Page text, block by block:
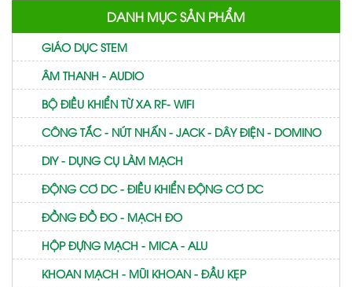
DANH MỤC SẢN PHẨM
GIÁO DỤC STEM
ÂM THANH - AUDIO
BỘ ĐIỀU KHIỂN TỪ XA RF- WIFI
CÔNG TẮC - NÚT NHẤN - JACK - DÂY ĐIỆN - DOMINO
DIY - DỤNG CỤ LÀM MẠCH
ĐỘNG CƠ DC - ĐIỀU KHIỂN ĐỘNG CƠ DC
ĐỒNG ĐỒ ĐO - MẠCH ĐO
HỘP ĐỰNG MẠCH - MICA - ALU
KHOAN MẠCH - MŨI KHOAN - ĐẦU KẸP